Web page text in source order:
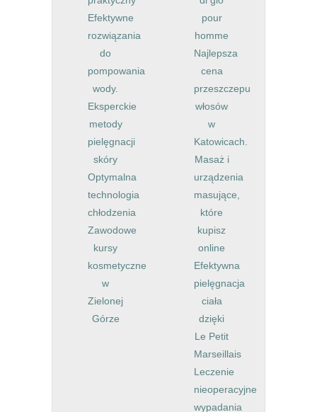
Efektywne
rozwiązania
do
pompowania
wody.
Eksperckie
metody
pielęgnacji
skóry
Optymalna
technologia
chłodzenia
Zawodowe
kursy
kosmetyczne
w
Zielonej
Górze
pour
homme
Najlepsza
cena
przeszczepu
włosów
w
Katowicach.
Masaż i
urządzenia
masujące,
które
kupisz
online
Efektywna
pielęgnacja
ciała
dzięki
Le Petit
Marseillais
Leczenie
nieoperacyjne
wypadania